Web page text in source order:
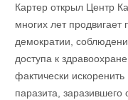
Картер открыл Центр
многих лет
демократии,
доступа к
фактически искоренить
паразита,